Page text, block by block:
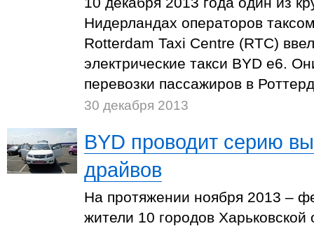
Нидерландах операторов
Rotterdam Taxi Centre (RTC)
электрические такси BYD e6.
перевозки пассажиров в
30 декабря 2013
BYD проводит серию
драйвов
На протяжении ноября 2013 –
жители 10 городов Харьковской